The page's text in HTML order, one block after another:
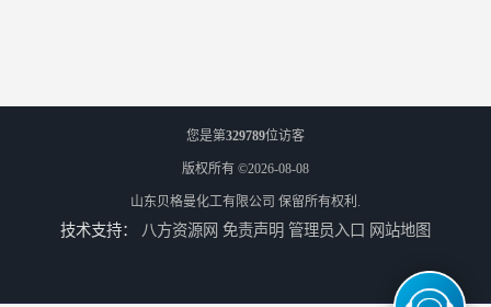
您是第329789位访客
版权所有 ©2026-08-08
山东贝格曼化工有限公司 保留所有权利.
技术支持： 八方资源网 免责声明 管理员入口 网站地图